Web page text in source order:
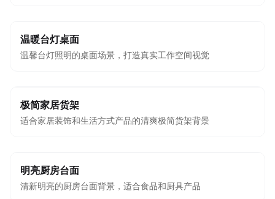
温暖台灯桌面
温馨台灯照明的桌面场景，打造真实工作空间视觉
极简家居货架
适合家居装饰和生活方式产品的清爽极简货架背景
明亮厨房台面
清新明亮的厨房台面背景，适合食品和厨具产品